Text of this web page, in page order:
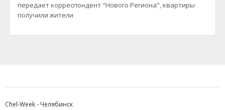
передает корреспондент "Нового Региона", квартиры
получили жители
Chel-Week - Челябинск